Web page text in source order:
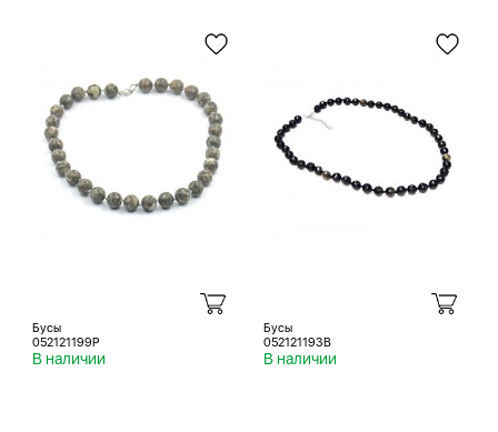
Бусы
052121199P
В наличии
Бусы
052121193B
В наличии